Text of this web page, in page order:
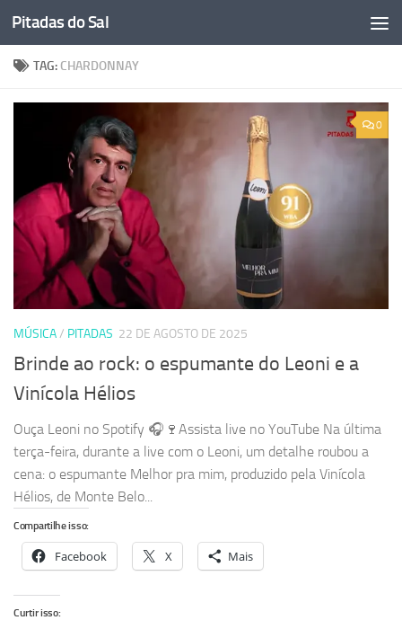
Skip to content
Pitadas do Sal
TAG: CHARDONNAY
0
MÚSICA/ PITADAS 22 DE AGOSTO DE 2025
Brinde ao rock: o espumante do Leoni e a
Vinícola Hélios
Ouça Leoni no Spotify 🎧🍷Assista live no YouTube Na última
terça-feira, durante a live com o Leoni, um detalhe roubou a
cena: o espumante Melhor pra mim, produzido pela Vinícola
Hélios, de Monte Belo...
Compartilhe isso:
Facebook X Mais
Curtir isso: